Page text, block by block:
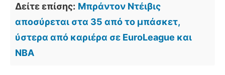
Δείτε επίσης: Μπράντον Ντέιβις
αποσύρεται στα 35 από το μπάσκετ,
ύστερα από καριέρα σε EuroLeague και
NBA